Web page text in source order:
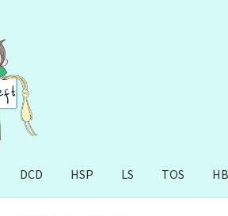
DCD HSP LS TOS HB